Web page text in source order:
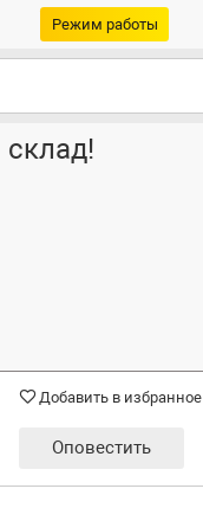
Режим работы
склад!
Добавить в избранное
Оповестить